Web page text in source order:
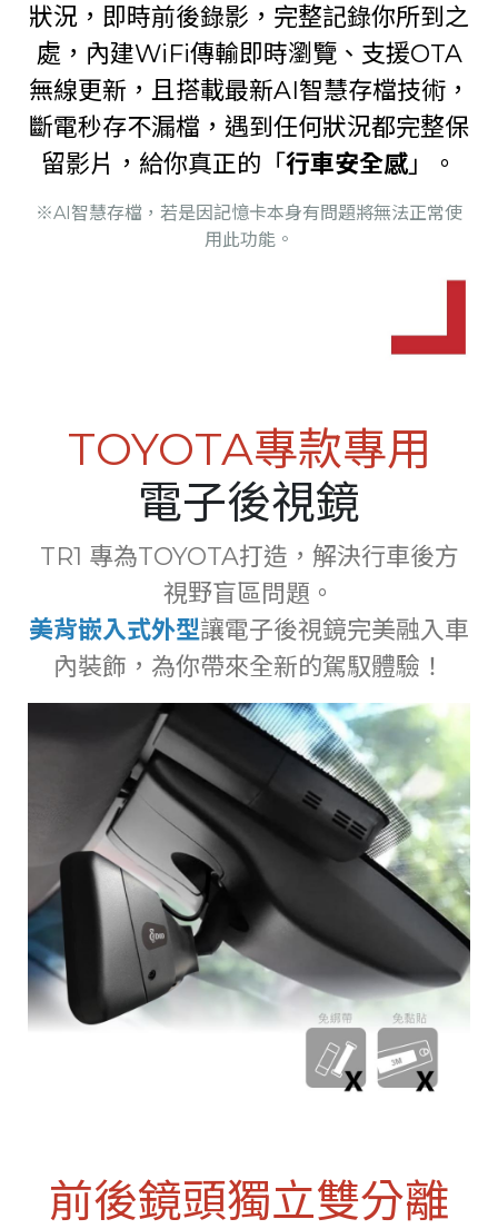
狀況，即時前後錄影，完整記錄你所到之
處，內建WiFi傳輸即時瀏覽、支援OTA
無線更新，且搭載最新AI智慧存檔技術，
斷電秒存不漏檔，遇到任何狀況都完整保
留影片，給你真正的「行車安全感」。
※AI智慧存檔，若是因記憶卡本身有問題將無法正常使
用此功能。
TOYOTA專款專用
電子後視鏡
TR1 專為TOYOTA打造，解決行車後方
視野盲區問題。
美背嵌入式外型讓電子後視鏡完美融入車
內裝飾，為你帶來全新的駕馭體驗！
前後鏡頭獨立雙分離